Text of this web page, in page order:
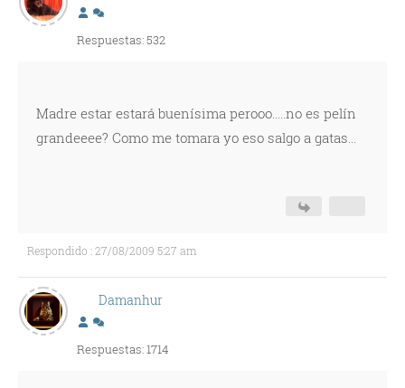
Respuestas: 532
Madre estar estará buenísima perooo.....no es pelín
grandeeee? Como me tomara yo eso salgo a gatas...
Respondido : 27/08/2009 5:27 am
Damanhur
Respuestas: 1714